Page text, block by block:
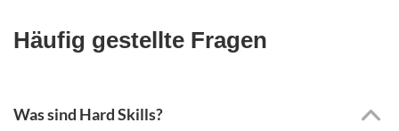
Häufig gestellte Fragen
Was sind Hard Skills?